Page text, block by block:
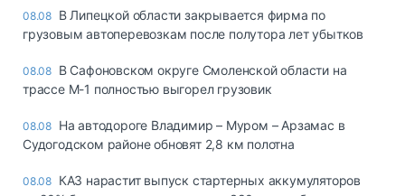
08.08 В Липецкой области закрывается фирма по
грузовым автоперевозкам после полутора лет убытков
08.08 В Сафоновском округе Смоленской области на
трассе М-1 полностью выгорел грузовик
08.08 На автодороге Владимир – Муром – Арзамас в
Судогодском районе обновят 2,8 км полотна
08.08 КАЗ нарастит выпуск стартерных аккумуляторов